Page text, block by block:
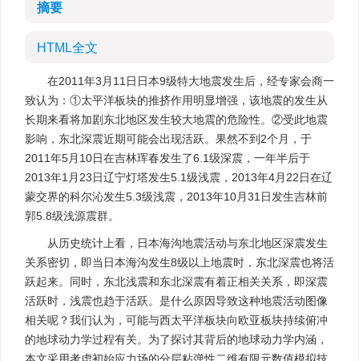
摘要
HTML全文
在2011年3月11日日本9级特大地震发生后，经专家会商一
致认为：①太平洋板块的推挤作用明显增强，该地震的发生从
长期来看将加剧东北地区发生较大地震的危险性。②受此地震
影响，东北深震近期可能会出现活跃。果然不到2个月，于
2011年5月10日在吉林珲春发生了6.1级深震，一年半后于
2013年1月23日辽宁灯塔发生5.1级浅震，2013年4月22日在辽
蒙交界的科尔沁发生5.3级浅震，2013年10月31日发生吉林前
郭5.8级浅源震群。
从历史统计上看，日本海沟地震活动与东北地区深震发生
关系密切，即当日本海沟发生8级以上地震时，东北深震也将活
跃起来。同时，东北浅震和东北深震有着正相关关系，即深震
活跃时，浅震也趋于活跃。是什么原因导致这种地震活动图像
相关呢？我们认为，可能与西太平洋板块向欧亚板块持续俯冲
的地球动力学过程有关。为了探讨其背后的地球动力学内涵，